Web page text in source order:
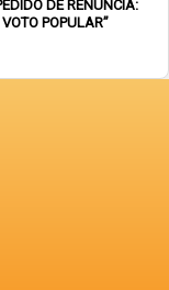
DE RENUNCIA:
POPULAR”